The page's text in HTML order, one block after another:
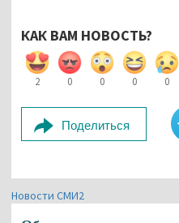
КАК ВАМ НОВОСТЬ?
2 0 0 0 0
Поделиться
Новости СМИ2